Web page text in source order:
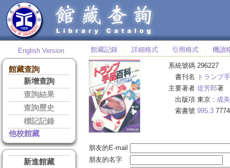
English Version
館藏查詢
新增查詢
查詢結果
查詢歷史
標記記錄
他校館藏
新進館藏
館藏記錄 ‧ 詳細格式 ‧ 引用格式 ‧ 機讀
系統號碼 296227
書刊名
トランプ
主要著者 堤芳郎著
出版項 東京 : 成
索書號 995.3 7774
朋友的E-mail
朋友的名字